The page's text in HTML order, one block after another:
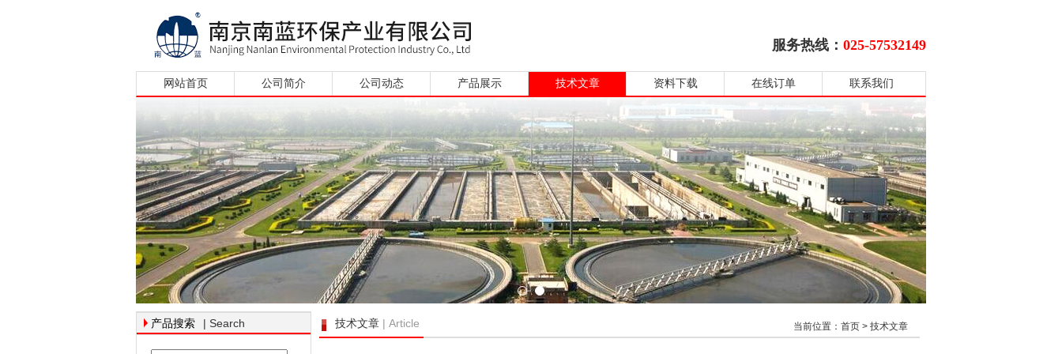
服务热线： 025-57532149
网站首页 公司简介 公司动态 产品展示 技术文章 资料下载 在线订单 联系我们
产品搜索 | Search 技术文章 | Article 当前位置： 首页 > 技术文章